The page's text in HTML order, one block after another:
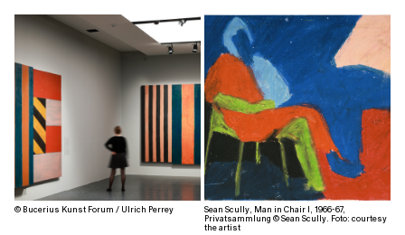
© Bucerius Kunst Forum / Ulrich Perrey Sean Scully, Man in Chair I, 1966-67,
Privatsammlung © Sean Scully. Foto: courtesy
the artist